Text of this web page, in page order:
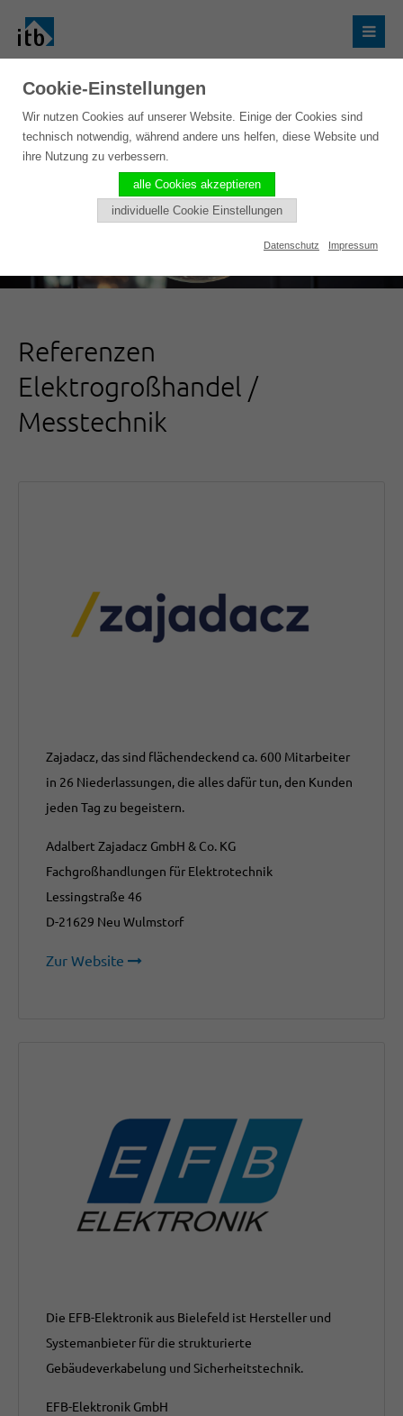
Referenzen
Elektrogroßhandel /
Messtechnik
Zajadacz, das sind flächendeckend ca. 600 Mitarbeiter
in 26 Niederlassungen, die alles dafür tun, den Kunden
jeden Tag zu begeistern.
Adalbert Zajadacz GmbH & Co. KG
Fachgroßhandlungen für Elektrotechnik
Lessingstraße 46
D-21629 Neu Wulmstorf
Zur Website
Die EFB-Elektronik aus Bielefeld ist Hersteller und
Systemanbieter für die strukturierte
Gebäudeverkabelung und Sicherheitstechnik.
EFB-Elektronik GmbH
Cookie-Einstellungen
Wir nutzen Cookies auf unserer Website. Einige der Cookies sind
technisch notwendig, während andere uns helfen, diese Website und
ihre Nutzung zu verbessern.
alle Cookies akzeptieren
individuelle Cookie Einstellungen
Datenschutz Impressum